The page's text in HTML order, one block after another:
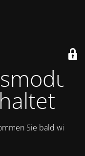
Sie bald wieder.